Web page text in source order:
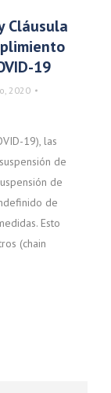
Cláusula
19
2020
19), las
de
de
de
Esto
(chain